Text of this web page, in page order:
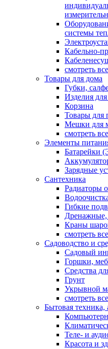
системы
Кабельно-
смотреть
Товары для дома
Губки,
Изделия
Корзина
Товары для
Мешки для
смотреть
Элементы
Батарейки
Зарядные
Сантехника
Радиаторы
Гибкие
Дренажные,
Краны
смотреть
Садоводство и
Садовый
Горшки,
Средства
Грунт
Укрывной
смотреть
Бытовая техника,
Теле- и
Красота и